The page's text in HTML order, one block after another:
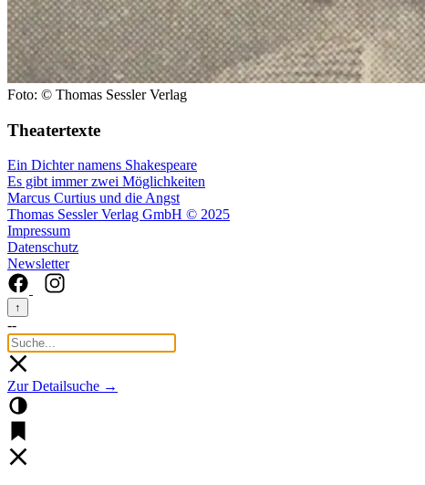
Foto: © Thomas Sessler Verlag
Theatertexte
Ein Dichter namens Shakespeare
Es gibt immer zwei Möglichkeiten
Marcus Curtius und die Angst
Thomas Sessler Verlag GmbH © 2025
Impressum
Datenschutz
Newsletter
↑
--
Zur Detailsuche →